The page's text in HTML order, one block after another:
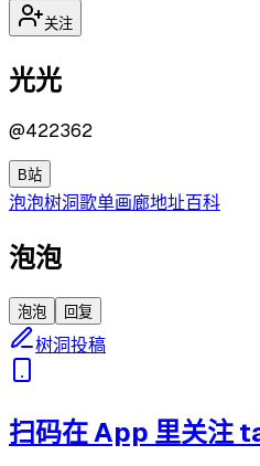
关注
光光
@422362
B站
泡泡树洞歌单画廊地址百科
泡泡
泡泡 回复
树洞投稿
扫码在 App 里关注